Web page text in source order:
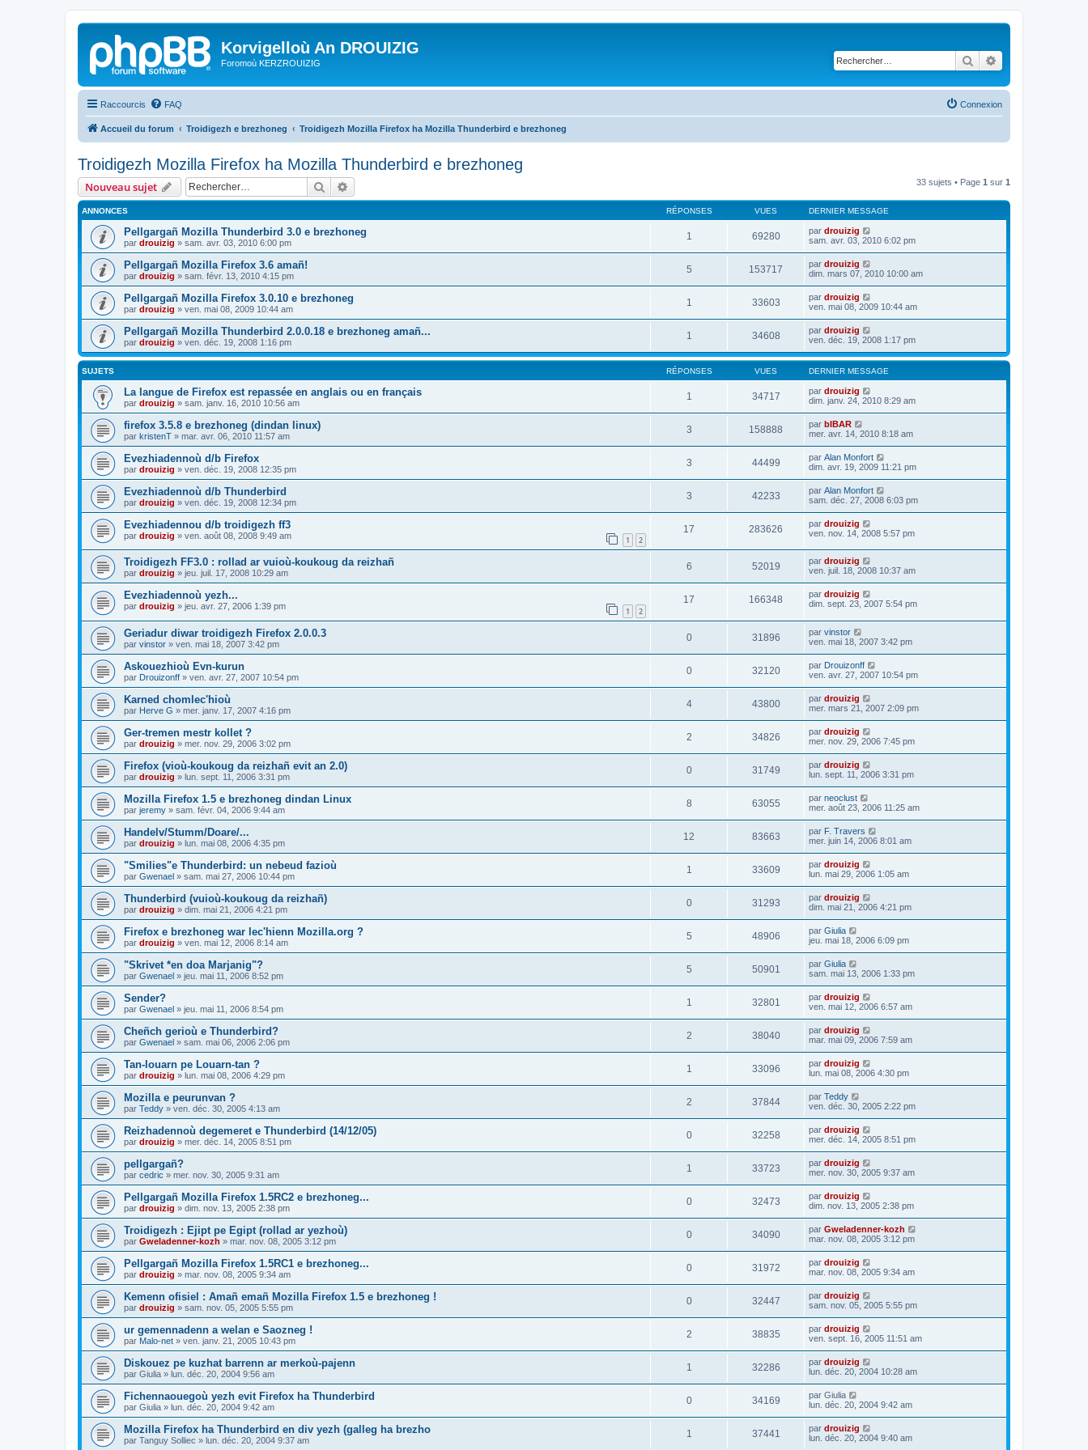
Korvigelloù An DROUIZIG
Foromoù KERZROUIZIG Rechercher
Raccourcis FAQ Connexion
Accueil du forum Troidigezh e brezhoneg Troidigezh Mozilla Firefox ha Mozilla Thunderbird e brezhoneg
Troidigezh Mozilla Firefox ha Mozilla Thunderbird e brezhoneg
Nouveau sujet Rechercher 33 sujets • Page 1 sur 1
ANNONCES RÉPONSES VUES DERNIER MESSAGE
Pellgargañ Mozilla Thunderbird 3.0 e brezhoneg
par drouizig » sam. avr. 03, 2010 6:00 pm
1 69280 par drouizig
sam. avr. 03, 2010 6:02 pm
Pellgargañ Mozilla Firefox 3.6 amañ!
par drouizig » sam. févr. 13, 2010 4:15 pm
5 153717 par drouizig
dim. mars 07, 2010 10:00 am
Pellgargañ Mozilla Firefox 3.0.10 e brezhoneg
par drouizig » ven. mai 08, 2009 10:44 am
1 33603 par drouizig
ven. mai 08, 2009 10:44 am
Pellgargañ Mozilla Thunderbird 2.0.0.18 e brezhoneg amañ...
par drouizig » ven. déc. 19, 2008 1:16 pm
1 34608 par drouizig
ven. déc. 19, 2008 1:17 pm
SUJETS RÉPONSES VUES DERNIER MESSAGE
La langue de Firefox est repassée en anglais ou en français
par drouizig » sam. janv. 16, 2010 10:56 am
1 34717 par drouizig
dim. janv. 24, 2010 8:29 am
firefox 3.5.8 e brezhoneg (dindan linux)
par kristenT » mar. avr. 06, 2010 11:57 am
3 158888 par bIBAR
mer. avr. 14, 2010 8:18 am
Evezhiadennoù d/b Firefox
par drouizig » ven. déc. 19, 2008 12:35 pm
3 44499 par Alan Monfort
dim. avr. 19, 2009 11:21 pm
Evezhiadennoù d/b Thunderbird
par drouizig » ven. déc. 19, 2008 12:34 pm
3 42233 par Alan Monfort
sam. déc. 27, 2008 6:03 pm
Evezhiadennou d/b troidigezh ff3
par drouizig » ven. août 08, 2008 9:49 am 1 2
17 283626 par drouizig
ven. nov. 14, 2008 5:57 pm
Troidigezh FF3.0 : rollad ar vuioù-koukoug da reizhañ
par drouizig » jeu. juil. 17, 2008 10:29 am
6 52019 par drouizig
ven. juil. 18, 2008 10:37 am
Evezhiadennoù yezh...
par drouizig » jeu. avr. 27, 2006 1:39 pm 1 2
17 166348 par drouizig
dim. sept. 23, 2007 5:54 pm
Geriadur diwar troidigezh Firefox 2.0.0.3
par vinstor » ven. mai 18, 2007 3:42 pm
0 31896 par vinstor
ven. mai 18, 2007 3:42 pm
Askouezhioù Evn-kurun
par Drouizonff » ven. avr. 27, 2007 10:54 pm
0 32120 par Drouizonff
ven. avr. 27, 2007 10:54 pm
Karned chomlec'hioù
par Herve G » mer. janv. 17, 2007 4:16 pm
4 43800 par drouizig
mer. mars 21, 2007 2:09 pm
Ger-tremen mestr kollet ?
par drouizig » mer. nov. 29, 2006 3:02 pm
2 34826 par drouizig
mer. nov. 29, 2006 7:45 pm
Firefox (vioù-koukoug da reizhañ evit an 2.0)
par drouizig » lun. sept. 11, 2006 3:31 pm
0 31749 par drouizig
lun. sept. 11, 2006 3:31 pm
Mozilla Firefox 1.5 e brezhoneg dindan Linux
par jeremy » sam. févr. 04, 2006 9:44 am
8 63055 par neoclust
mer. août 23, 2006 11:25 am
Handelv/Stumm/Doare/...
par drouizig » lun. mai 08, 2006 4:35 pm
12 83663 par F. Travers
mer. juin 14, 2006 8:01 am
"Smilies"e Thunderbird: un nebeud fazioù
par Gwenael » sam. mai 27, 2006 10:44 pm
1 33609 par drouizig
lun. mai 29, 2006 1:05 am
Thunderbird (vuioù-koukoug da reizhañ)
par drouizig » dim. mai 21, 2006 4:21 pm
0 31293 par drouizig
dim. mai 21, 2006 4:21 pm
Firefox e brezhoneg war lec'hienn Mozilla.org ?
par drouizig » ven. mai 12, 2006 8:14 am
5 48906 par Giulia
jeu. mai 18, 2006 6:09 pm
"Skrivet *en doa Marjanig"?
par Gwenael » jeu. mai 11, 2006 8:52 pm
5 50901 par Giulia
sam. mai 13, 2006 1:33 pm
Sender?
par Gwenael » jeu. mai 11, 2006 8:54 pm
1 32801 par drouizig
ven. mai 12, 2006 6:57 am
Cheñch gerioù e Thunderbird?
par Gwenael » sam. mai 06, 2006 2:06 pm
2 38040 par drouizig
mar. mai 09, 2006 7:59 am
Tan-louarn pe Louarn-tan ?
par drouizig » lun. mai 08, 2006 4:29 pm
1 33096 par drouizig
lun. mai 08, 2006 4:30 pm
Mozilla e peurunvan ?
par Teddy » ven. déc. 30, 2005 4:13 am
2 37844 par Teddy
ven. déc. 30, 2005 2:22 pm
Reizhadennoù degemeret e Thunderbird (14/12/05)
par drouizig » mer. déc. 14, 2005 8:51 pm
0 32258 par drouizig
mer. déc. 14, 2005 8:51 pm
pellgargañ?
par cedric » mer. nov. 30, 2005 9:31 am
1 33723 par drouizig
mer. nov. 30, 2005 9:37 am
Pellgargañ Mozilla Firefox 1.5RC2 e brezhoneg...
par drouizig » dim. nov. 13, 2005 2:38 pm
0 32473 par drouizig
dim. nov. 13, 2005 2:38 pm
Troidigezh : Ejipt pe Egipt (rollad ar yezhoù)
par Gweladenner-kozh » mar. nov. 08, 2005 3:12 pm
0 34090 par Gweladenner-kozh
mar. nov. 08, 2005 3:12 pm
Pellgargañ Mozilla Firefox 1.5RC1 e brezhoneg...
par drouizig » mar. nov. 08, 2005 9:34 am
0 31972 par drouizig
mar. nov. 08, 2005 9:34 am
Kemenn ofisiel : Amañ emañ Mozilla Firefox 1.5 e brezhoneg !
par drouizig » sam. nov. 05, 2005 5:55 pm
0 32447 par drouizig
sam. nov. 05, 2005 5:55 pm
ur gemennadenn a welan e Saozneg !
par Malo-net » ven. janv. 21, 2005 10:43 pm
2 38835 par drouizig
ven. sept. 16, 2005 11:51 am
Diskouez pe kuzhat barrenn ar merkoù-pajenn
par Giulia » lun. déc. 20, 2004 9:56 am
1 32286 par drouizig
lun. déc. 20, 2004 10:28 am
Fichennaouegoù yezh evit Firefox ha Thunderbird
par Giulia » lun. déc. 20, 2004 9:42 am
0 34169 par Giulia
lun. déc. 20, 2004 9:42 am
Mozilla Firefox ha Thunderbird en div yezh (galleg ha brezho
par Tanguy Solliec » lun. déc. 20, 2004 9:37 am
1 37441 par drouizig
lun. déc. 20, 2004 9:40 am